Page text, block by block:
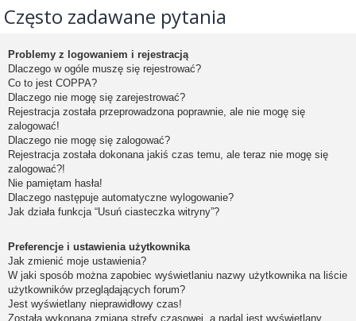
Często zadawane pytania
Problemy z logowaniem i rejestracją
Dlaczego w ogóle muszę się rejestrować?
Co to jest COPPA?
Dlaczego nie mogę się zarejestrować?
Rejestracja została przeprowadzona poprawnie, ale nie mogę się
zalogować!
Dlaczego nie mogę się zalogować?
Rejestracja została dokonana jakiś czas temu, ale teraz nie mogę się
zalogować?!
Nie pamiętam hasła!
Dlaczego następuje automatyczne wylogowanie?
Jak działa funkcja “Usuń ciasteczka witryny”?
Preferencje i ustawienia użytkownika
Jak zmienić moje ustawienia?
W jaki sposób można zapobiec wyświetlaniu nazwy użytkownika na liście
użytkowników przeglądających forum?
Jest wyświetlany nieprawidłowy czas!
Została wykonana zmiana strefy czasowej, a nadal jest wyświetlany